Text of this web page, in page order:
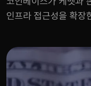
인프라 접근성을 확장